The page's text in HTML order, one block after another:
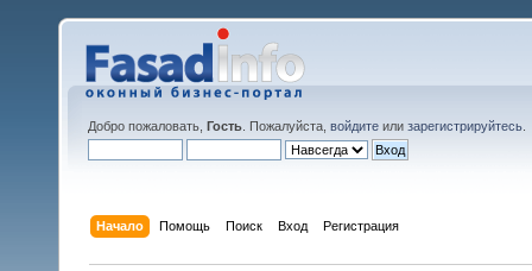
Добро пожаловать, Гость . Пожалуйста, войдите или зарегистрируйтесь
Начало Помощь Поиск Вход Регистрация